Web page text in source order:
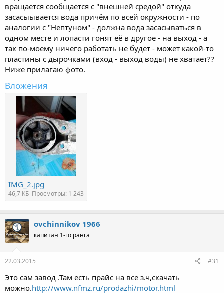
вращается сообщается с "внешней средой" откуда
засасыывается вода причём по всей окружности - по
аналогии с "Нептуном" - должна вода засасываться в
одном месте и лопасти гонят её в другое - на выход - а
так по-моему ничего работать не будет - может какой-то
пластины с дырочками (вход - выход воды) не хватает??
Ниже прилагаю фото.
Вложения
IMG_2.jpg
46,7 КБ Просмотры: 1 243
ovchinnikov 1966
капитан 1-го ранга
22.03.2015 #31
Это сам завод .Там есть прайс на все з.ч,скачать
можно.http://www.nfmz.ru/prodazhi/motor.html